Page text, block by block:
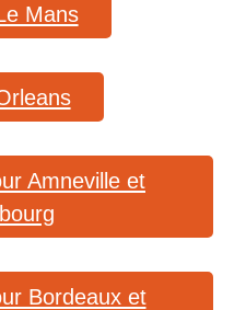
Mans
Amneville et
Bordeaux et